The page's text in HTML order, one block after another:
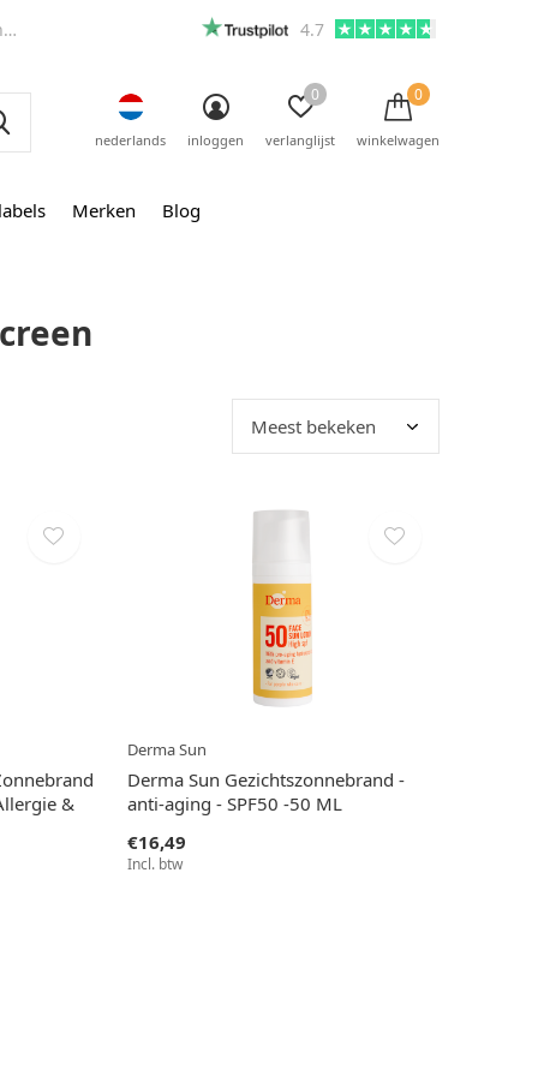
Merken Blog
nederlands inloggen verlanglijst
0
winkelwagen
0
4.7
&
Derma Sun
Derma Sun Gezichtszonnebrand -
anti-aging - SPF50 -50 ML
€16,49
Incl. btw